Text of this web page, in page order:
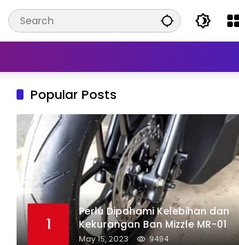
Popular Posts
1
Perlu Dipahami Kelebihan dan
Kekurangan Ban Mizzle MR-01
May 15, 2023 9494